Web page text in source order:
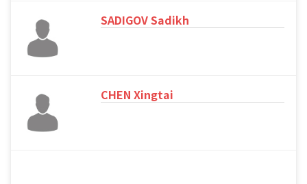
SADIGOV Sadikh
CHEN Xingtai